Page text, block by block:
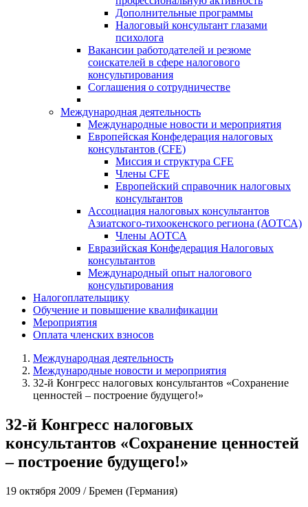
Дополнительные программы
Налоговый консультант глазами
психолога
Вакансии работодателей и резюме
соискателей в сфере налогового
консультирования
Соглашения о сотрудничестве
Международная деятельность
Международные новости и мероприятия
Европейская Конфедерация налоговых
консультантов (CFE)
Миссия и структура CFE
Члены CFE
Европейский справочник налоговых
консультантов
Ассоциация налоговых консультантов
Азиатского-тихоокенского региона (АОТСА)
Члены АОТСА
Евразийская Конфедерация Налоговых
консультантов
Международный опыт налогового
консультирования
Налогоплательщику
Обучение и повышение квалификации
Мероприятия
Оплата членских взносов
Международная деятельность
Международные новости и мероприятия
32-й Конгресс налоговых консультантов «Сохранение
ценностей – построение будущего!»
32-й Конгресс налоговых
консультантов «Сохранение ценностей
– построение будущего!»
19 октября 2009 / Бремен (Германия)